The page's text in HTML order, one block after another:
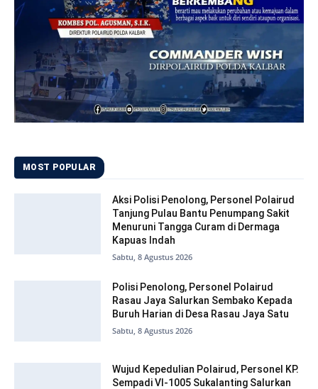
MOST POPULAR
Aksi Polisi Penolong, Personel Polairud
Tanjung Pulau Bantu Penumpang Sakit
Menuruni Tangga Curam di Dermaga
Kapuas Indah
Sabtu, 8 Agustus 2026
Polisi Penolong, Personel Polairud
Rasau Jaya Salurkan Sembako Kepada
Buruh Harian di Desa Rasau Jaya Satu
Sabtu, 8 Agustus 2026
Wujud Kepedulian Polairud, Personel KP.
Sempadi VI-1005 Sukalanting Salurkan